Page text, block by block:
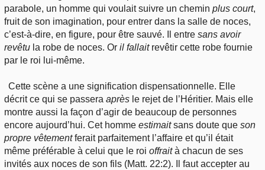
parabole, un homme qui voulait suivre un chemin plus court,
fruit de son imagination, pour entrer dans la salle de noces,
c’est-à-dire, en figure, pour être sauvé. Il entre sans avoir
revêtu la robe de noces. Or il fallait revêtir cette robe fournie
par le roi lui-même.
Cette scène a une signification dispensationnelle. Elle
décrit ce qui se passera après le rejet de l’Héritier. Mais elle
montre aussi la façon d’agir de beaucoup de personnes
encore aujourd’hui. Cet homme estimaitsans doute que son
propre vêtementferait parfaitement l’affaire et qu’il était
même préférable à celui que le roi offraità chacun de ses
invités aux noces de son fils (Matt. 22:2). Il faut accepter au